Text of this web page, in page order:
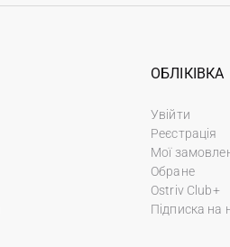
ОБЛІКІВКА
Увійти
Реєстрація
Мої
Обране
Ostriv Club+
Підписка на